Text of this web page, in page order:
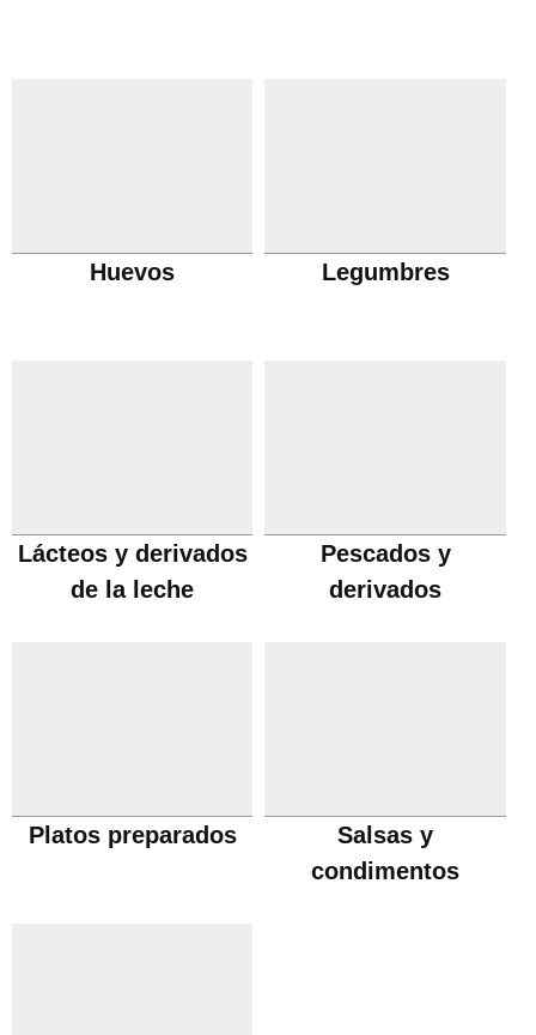
Huevos Legumbres
Lácteos y derivados
de la leche
Pescados y
derivados
Platos preparados
Salsas y
condimentos